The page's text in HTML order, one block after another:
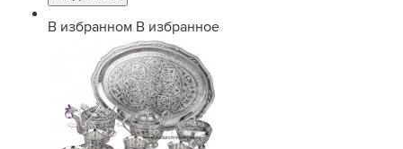
В избранном В избранное